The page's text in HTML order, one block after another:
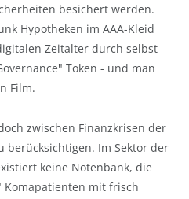
besichert werden.
Hypotheken im AAA-Kleid
Zeitalter durch selbst
Token - und man
Film.
zwischen Finanzkrisen der
berücksichtigen. Im Sektor der
keine Notenbank, die
mit frisch